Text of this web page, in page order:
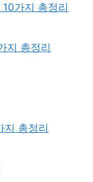
가지 총정리
지 총정리
지 총정리